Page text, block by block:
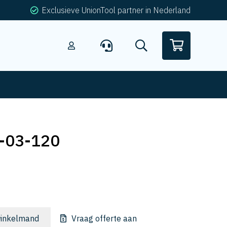
Exclusieve UnionTool partner in Nederland
03-120
Vraag offerte aan